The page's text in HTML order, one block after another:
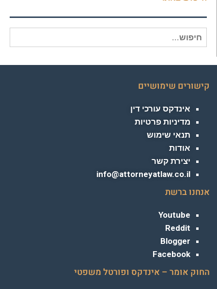
חיפוש
עבור:
קישורים שימושיים
אינדקס עורכי דין
מדיניות פרטיות
תנאי שימוש
אודות
יצירת קשר
info@attorneyatlaw.co.il
אנחנו ברשת
Youtube
Reddit
Blogger
Facebook
החוק אומר – אינדקס ופורטל משפטי